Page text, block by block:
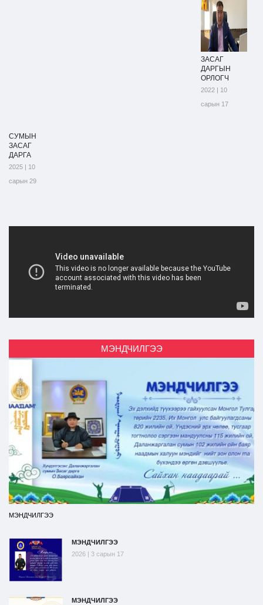
ЗАСАГ
ДАРГЫН
ОРЛОГЧ
2022 | 10
сарын 17
СУМЫН
ЗАСАГ
ДАРГА
2025 | 10
сарын 29
МЭНДЧИЛГЭЭ
МЭНДЧИЛГЭЭ
МЭНДЧИЛГЭЭ
2026 | 3 сарын 17
МЭНДЧИЛГЭЭ